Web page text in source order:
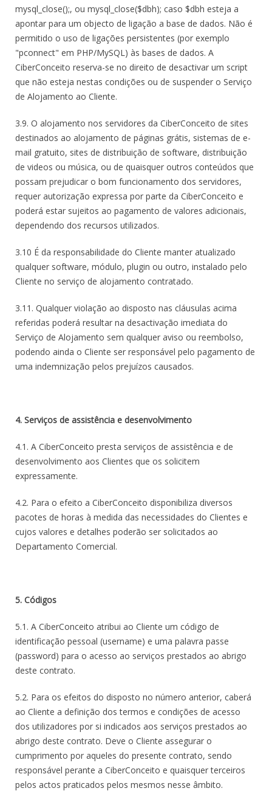
mysql_close();, ou mysql_close($dbh); caso $dbh esteja a
apontar para um objecto de ligação a base de dados. Não é
permitido o uso de ligações persistentes (por exemplo
"pconnect" em PHP/MySQL) às bases de dados. A
CiberConceito reserva-se no direito de desactivar um script
que não esteja nestas condições ou de suspender o Serviço
de Alojamento ao Cliente.
3.9. O alojamento nos servidores da CiberConceito de sites
destinados ao alojamento de páginas grátis, sistemas de e-
mail gratuito, sites de distribuição de software, distribuição
de videos ou música, ou de quaisquer outros conteúdos que
possam prejudicar o bom funcionamento dos servidores,
requer autorização expressa por parte da CiberConceito e
poderá estar sujeitos ao pagamento de valores adicionais,
dependendo dos recursos utilizados.
3.10 É da responsabilidade do Cliente manter atualizado
qualquer software, módulo, plugin ou outro, instalado pelo
Cliente no serviço de alojamento contratado.
3.11. Qualquer violação ao disposto nas cláusulas acima
referidas poderá resultar na desactivação imediata do
Serviço de Alojamento sem qualquer aviso ou reembolso,
podendo ainda o Cliente ser responsável pelo pagamento de
uma indemnização pelos prejuízos causados.
4. Serviços de assistência e desenvolvimento
4.1. A CiberConceito presta serviços de assistência e de
desenvolvimento aos Clientes que os solicitem
expressamente.
4.2. Para o efeito a CiberConceito disponibiliza diversos
pacotes de horas à medida das necessidades do Clientes e
cujos valores e detalhes poderão ser solicitados ao
Departamento Comercial.
5. Códigos
5.1. A CiberConceito atribui ao Cliente um código de
identificação pessoal (username) e uma palavra passe
(password) para o acesso ao serviços prestados ao abrigo
deste contrato.
5.2. Para os efeitos do disposto no número anterior, caberá
ao Cliente a definição dos termos e condições de acesso
dos utilizadores por si indicados aos serviços prestados ao
abrigo deste contrato. Deve o Cliente assegurar o
cumprimento por aqueles do presente contrato, sendo
responsável perante a CiberConceito e quaisquer terceiros
pelos actos praticados pelos mesmos nesse âmbito.